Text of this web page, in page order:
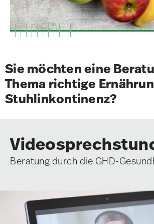
Sie möchten eine
Thema richtige
Stuhlinkontinenz?
Beratung durch die GHD-